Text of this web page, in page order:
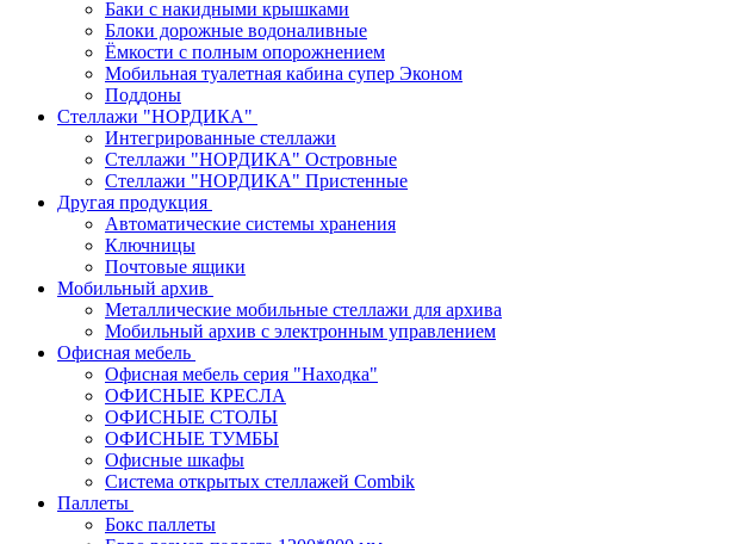
Баки с накидными крышками
Блоки дорожные водоналивные
Ёмкости с полным опорожнением
Мобильная туалетная кабина супер Эконом
Поддоны
Стеллажи "НОРДИКА"
Интегрированные стеллажи
Стеллажи "НОРДИКА" Островные
Стеллажи "НОРДИКА" Пристенные
Другая продукция
Автоматические системы хранения
Ключницы
Почтовые ящики
Мобильный архив
Металлические мобильные стеллажи для архива
Мобильный архив с электронным управлением
Офисная мебель
Офисная мебель серия "Находка"
ОФИСНЫЕ КРЕСЛА
ОФИСНЫЕ СТОЛЫ
ОФИСНЫЕ ТУМБЫ
Офисные шкафы
Система открытых стеллажей Combik
Паллеты
Бокс паллеты